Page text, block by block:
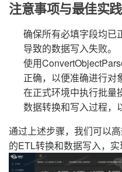
注意事项与最佳实践
确保所有必填字段均已
导致的数据写入失败。
使用
正确，以便准确进行对
在正式环境中执行批量
数据转换和写入过程，
通过上述步骤，我们可以
的ETL转换和数据写入，实